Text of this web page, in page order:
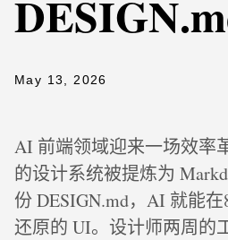
May 13, 2026
AI 前端领域迎来一场效率
的设计系统被提炼为
份 DESIGN.md，AI 就能
还原的 UI。设计师两周的